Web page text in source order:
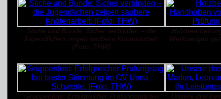
Stiche und Bunde: Sicher verbinden – die
Jugendlichen zeigen saubere Knotenarbeit.
(Foto: THW)
Werkzeugen
Gruppenfoto: Erfolgreicher Prüfungstag bei
Unsere drei